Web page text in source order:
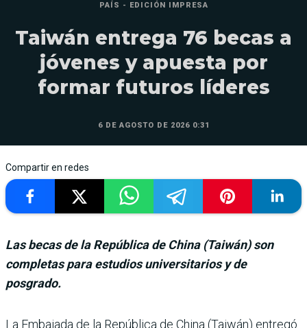
PAÍS - EDICIÓN IMPRESA
Taiwán entrega 76 becas a
jóvenes y apuesta por
formar futuros líderes
6 DE AGOSTO DE 2026 0:31
Compartir en redes
Las becas de la República de China (Taiwán) son
completas para estudios universitarios y de
posgrado.
La Embajada de la Repú­blica de China (Tai­wán) entregó